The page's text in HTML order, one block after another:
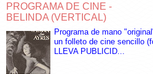
PROGRAMA DE CINE -
BELINDA (VERTICAL)
Programa de mano
un folleto de cine sencillo
LLEVA PUBLICID...